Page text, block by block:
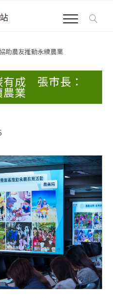
助農友推動永續農業
有成 張市長：
業